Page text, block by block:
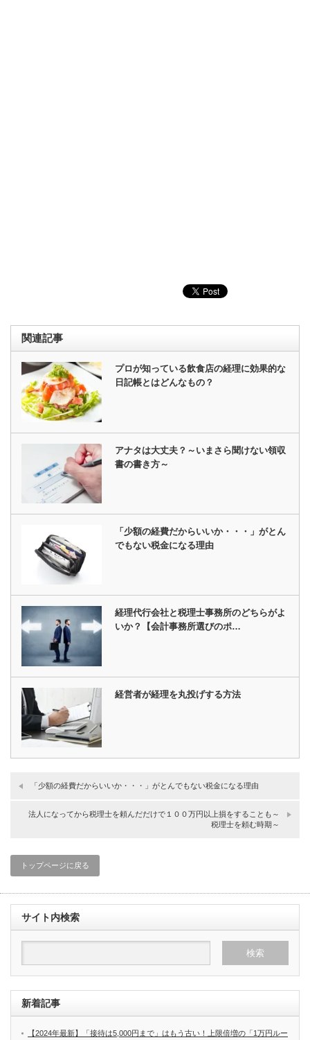
関連記事
プロが知っている飲食店の経理に効果的な
日記帳とはどんなもの？
アナタは大丈夫？～いまさら聞けない領収
書の書き方～
「少額の経費だからいいか・・・」がとん
でもない税金になる理由
経理代行会社と税理士事務所のどちらがよ
いか？【会計事務所選びのポ…
経営者が経理を丸投げする方法
「少額の経費だからいいか・・・」がとんでもない税金になる理由
法人になってから税理士を頼んだだけで１００万円以上損をすることも～
税理士を頼む時期～
トップページに戻る
サイト内検索
新着記事
【2024年最新】「接待は5,000円まで」はもう古い！上限倍増の「1万円ルー